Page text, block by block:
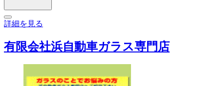
詳細を見る
有限会社浜自動車ガラス専門店